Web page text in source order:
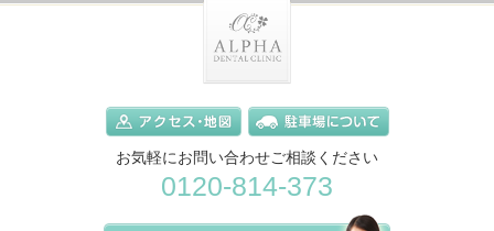
お気軽にお問い合わせご相談ください
0120-814-373